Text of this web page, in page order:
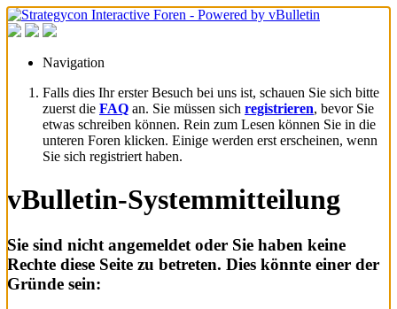
Navigation
Falls dies Ihr erster Besuch bei uns ist, schauen Sie sich bitte
zuerst die FAQ an. Sie müssen sich registrieren, bevor Sie
etwas schreiben können. Rein zum Lesen können Sie in die
unteren Foren klicken. Einige werden erst erscheinen, wenn
Sie sich registriert haben.
vBulletin-Systemmitteilung
Sie sind nicht angemeldet oder Sie haben keine
Rechte diese Seite zu betreten. Dies könnte einer der
Gründe sein: